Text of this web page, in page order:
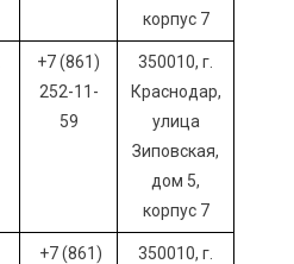
корпус 7
+7 (861)
252-11-
59
350010, г.
Краснодар,
улица
Зиповская,
дом 5,
корпус 7
+7 (861)
350010, г.